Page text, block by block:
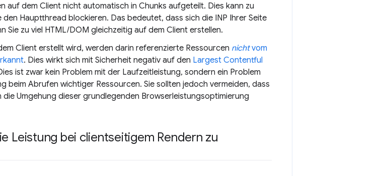
auf dem Client nicht automatisch in Chunks aufgeteilt. Dies kann zu
Hauptthread blockieren. Das bedeutet, dass sich die INP Ihrer Seite
Sie zu viel HTML/DOM gleichzeitig auf dem Client erstellen.
Client erstellt wird, werden darin referenzierte Ressourcen nichtvom
. Dies wirkt sich mit Sicherheit negativ auf den Largest Contentful
ist zwar kein Problem mit der Laufzeitleistung, sondern ein Problem
beim Abrufen wichtiger Ressourcen. Sie sollten jedoch vermeiden, dass
Umgehung dieser grundlegenden Browserleistungsoptimierung
Leistung bei clientseitigem Rendern zu